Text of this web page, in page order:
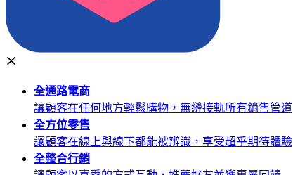
全通路電商
讓顧客在任何地方輕鬆購物，無縫接軌所有銷售管道
全方位零售
讓顧客在線上與線下都能被辨識，享受超乎期待體驗
全整合行銷